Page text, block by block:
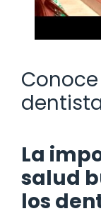
La
salud
los